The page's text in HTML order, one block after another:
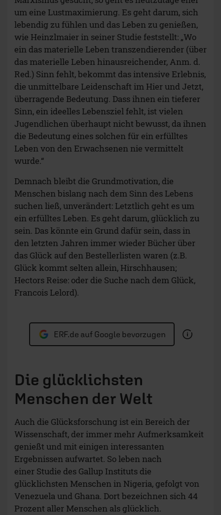
um eine Lustmaximierung. Es geht darum, sich
lebendig zu fühlen und das Leben zu genießen,
wie Heinzlmaier in seiner Studie feststellt: „Wo
ein das materielle Leben transzendierender (über
das materielle Leben hinausreichender, Anm. d.
Red.) Sinn fehlt, bekommt das intensive Erlebnis,
die unmittelbare Leidenschaft im Hier und Jetzt,
überragende Bedeutung. Dass ihnen ein tieferer
Sinn, ein ideelles Lebensziel fehlt, ist vielen
Jugendlichen überhaupt nicht bewusst, da ihnen
die Bedeutung eines solchen für ein erfülltes
Leben von den Erwachsenen nie vermittelt
wurde.“
Demnach bleibt die Grundmotivation, die
Menschen bislang nach dem Sinn des Lebens
suchen ließ, unverändert: Letztlich geht es um
ein erfülltes Leben. Es geht darum, glücklich zu
sein. Das könnte ein Grund dafür sein, dass in
den letzten Jahren immer wieder Bücher über
das Glück auf den Bestellerlisten waren (z.B.
Glück kommt selten allein, Hirschhausen;
Hectors Reise: oder die Suche nach dem Glück,
Francois Lelord).
ERF.de auf Google bevorzugen
Die glücklichsten
Menschen der Welt
Auch die Glücksforschung ist ein Bereich der
Wissenschaft, der immer mehr Aufmerksamkeit
genießt und mit einigen interessanten
Ergebnissen aufwartet. So leben nach
einer Studie des Gallup Instituts die
glücklichsten Menschen in Nigeria, gefolgt von
Venezuela und Ghana. Dort bezeichnen sich 44
Prozent aller Menschen als glücklich.